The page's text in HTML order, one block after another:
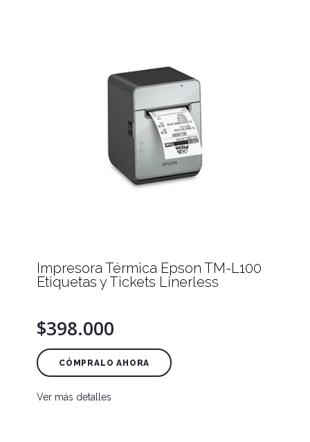
Impresora Térmica Epson TM-L100
Etiquetas y Tickets Linerless
$398.000
CÓMPRALO AHORA
Ver más detalles